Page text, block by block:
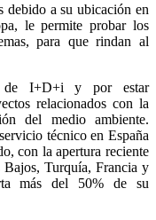
debido a su ubicación en
le permite probar los
para que rindan al
de I+D+i y por estar
relacionados con la
del medio ambiente.
técnico en España
con la apertura reciente
Bajos, Turquía, Francia y
más del 50% de su